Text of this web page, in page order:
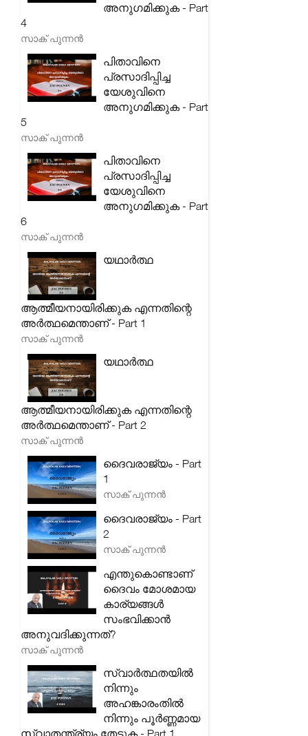
അനുഗമിക്കുക - Part
4
സാക് പുന്നൻ
പിതാവിനെ
പ്രസാദിപ്പിച്ച
യേശുവിനെ
അനുഗമിക്കുക - Part
5
സാക് പുന്നൻ
പിതാവിനെ
പ്രസാദിപ്പിച്ച
യേശുവിനെ
അനുഗമിക്കുക - Part
6
സാക് പുന്നൻ
യഥാർത്ഥ
ആത്മീയനായിരിക്കുക എന്നതിന്റെ
അർത്ഥമെന്താണ് - Part 1
സാക് പുന്നൻ
യഥാർത്ഥ
ആത്മീയനായിരിക്കുക എന്നതിന്റെ
അർത്ഥമെന്താണ് - Part 2
സാക് പുന്നൻ
ദൈവരാജ്യം - Part
1
സാക് പുന്നൻ
ദൈവരാജ്യം - Part
2
സാക് പുന്നൻ
എന്തുകൊണ്ടാണ്
ദൈവം മോശമായ
കാര്യങ്ങൾ
സംഭവിക്കാൻ
അനുവദിക്കുന്നത്?
സാക് പുന്നൻ
സ്വാർത്ഥതയിൽ
നിന്നും
അഹങ്കാരംതിൽ
നിന്നും പൂർണ്ണമായ
സ്വാതന്ത്ര്യം തേടുക - Part 1